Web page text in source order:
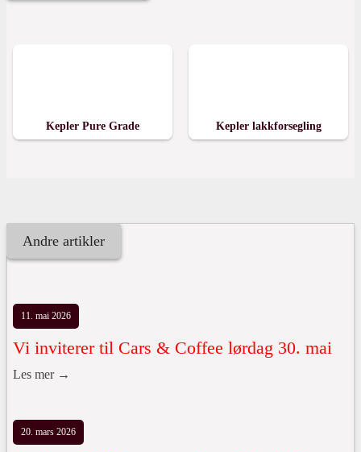
Kepler Pure Grade Kepler lakkforsegling
Andre artikler
11. mai 2026
Vi inviterer til Cars & Coffee lørdag 30. mai
Les mer →
20. mars 2026